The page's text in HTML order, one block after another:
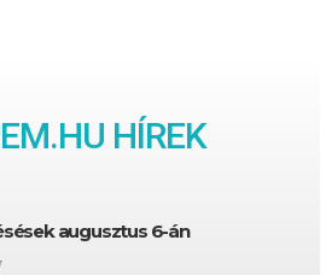
.HU HÍREK
augusztus 6-án